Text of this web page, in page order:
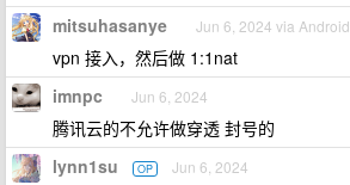
mitsuhasanye Jun 6, 2024 via Android
vpn 接入，然后做 1:1nat
imnpc Jun 6, 2024
腾讯云的不允许做穿透 封号的
lynn1su OP Jun 6, 2024